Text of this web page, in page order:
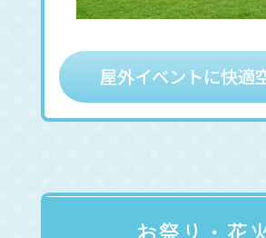
屋外イベントに快適
お祭り・花